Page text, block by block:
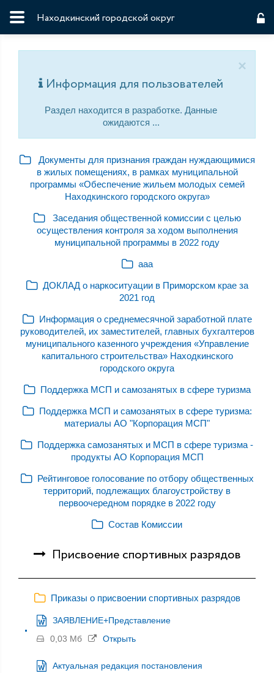
Находкинский городской округ
×
Информация для пользователей
Раздел находится в разработке. Данные
ожидаются ...
Документы для признания граждан нуждающимися
в жилых помещениях, в рамках муниципальной
программы «Обеспечение жильем молодых семей
Находкинского городского округа»
Заседания общественной комиссии с целью
осуществления контроля за ходом выполнения
муниципальной программы в 2022 году
ааа
ДОКЛАД о наркоситуации в Приморском крае за
2021 год
Информация о среднемесячной заработной плате
руководителей, их заместителей, главных бухгалтеров
муниципального казенного учреждения «Управление
капитального строительства» Находкинского
городского округа
Поддержка МСП и самозанятых в сфере туризма
Поддержка МСП и самозанятых в сфере туризма:
материалы АО "Корпорация МСП"
Поддержка самозанятых и МСП в сфере туризма -
продукты АО Корпорация МСП
Рейтинговое голосование по отбору общественных
территорий, подлежащих благоустройству в
первоочередном порядке в 2022 году
Состав Комиссии
Присвоение спортивных разрядов
Приказы о присвоении спортивных разрядов
ЗАЯВЛЕНИЕ+Представление
0,03 Мб
Открыть
Актуальная редакция постановления